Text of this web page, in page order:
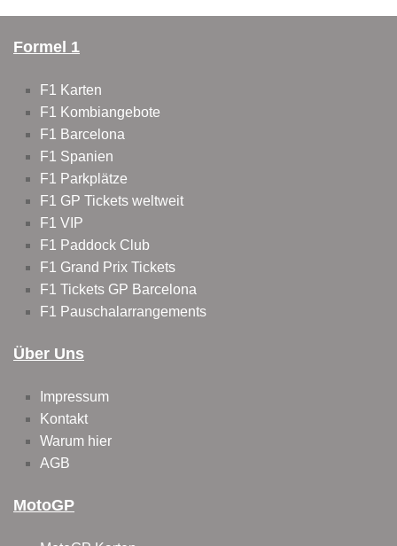
Formel 1
F1 Karten
F1 Kombiangebote
F1 Barcelona
F1 Spanien
F1 Parkplätze
F1 GP Tickets weltweit
F1 VIP
F1 Paddock Club
F1 Grand Prix Tickets
F1 Tickets GP Barcelona
F1 Pauschalarrangements
Über Uns
Impressum
Kontakt
Warum hier
AGB
MotoGP